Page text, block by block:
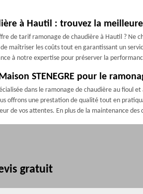
à Hautil : trouvez la meilleure
de tarif ramonage de chaudière à Hautil ? Ne
maîtriser les coûts tout en garantissant un
à notre expertise pour préserver la
STENEGRE pour le
dans le ramonage de chaudière au fioul
offrons une prestation de qualité tout en
de vos attentes. En plus de la maintenance
gratuit